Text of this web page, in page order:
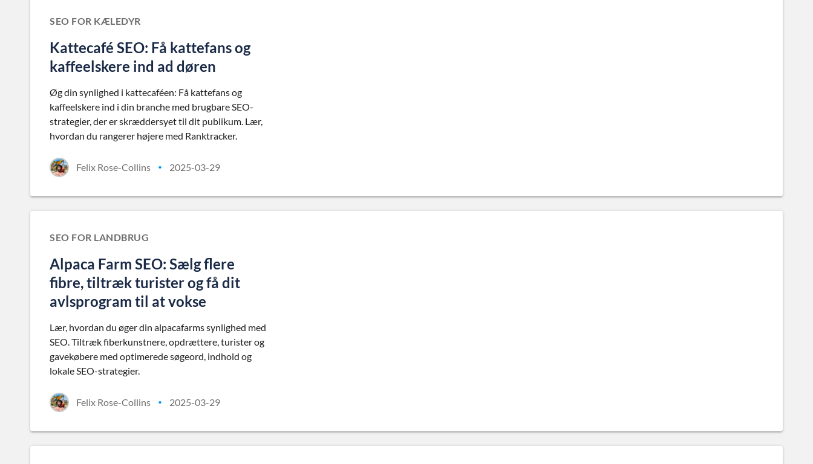
SEO FOR KÆLEDYR
Kattecafé SEO: Få kattefans og
kaffeelskere ind ad døren
Øg din synlighed i kattecaféen: Få kattefans og
kaffeelskere ind i din branche med brugbare SEO-
strategier, der er skræddersyet til dit publikum. Lær,
hvordan du rangerer højere med Ranktracker.
Felix Rose-Collins • 2025-03-29
SEO FOR LANDBRUG
Alpaca Farm SEO: Sælg flere
fibre, tiltræk turister og få dit
avlsprogram til at vokse
Lær, hvordan du øger din alpacafarms synlighed med
SEO. Tiltræk fiberkunstnere, opdrættere, turister og
gavekøbere med optimerede søgeord, indhold og
lokale SEO-strategier.
Felix Rose-Collins • 2025-03-29